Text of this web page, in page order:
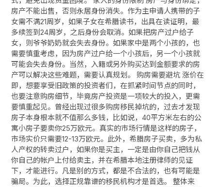
房产不能出售，否则永居身份消失。作为主申请人携带的子
女需不满21周岁，如果子女在希腊读书，出具在读证明，最
多续签到24周岁，之后身份会取消。如果把房产过户给子
女，则爷爷奶奶就会失去身份。如果家中是两个小孩的，也
需要慎重考虑，因为房产过户给一个小孩后，另一个小孩就
可能会失去身份。当然，入籍或另外购买达到金额要求的房
产可以解决这些难题，需要认真规划。 购房需要避坑 涨价在
即，想要享受旧政策的投资者们，在抓紧时间节点的同时，
也要注意购房细节，毕竟房产投资是一项较大的投入，更需
要慎重起见。曾经出现过很多购房移民掉坑的，过去才发现
房子本身根本就不值那么多钱，比如说，40平方米左右的公
寓小房子要卖你25万欧元。真实的市场行情是这样的房子，
市场实价只需要12-13万欧元。此外，希腊房子买卖，多为私
人产权的转卖过户，如果你是买主，一定是由你自己把钱从
你自己的帐户上付给卖主，并在希腊本地注册律师的见证
下，才能进行。凡是别的方式，都是不合法的，也有可能是
骗局。为此，选择正规靠谱的移民机构才是首选。 整体来